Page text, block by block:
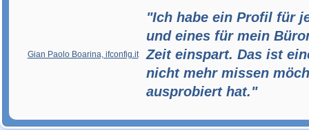
Gian Paolo Boarina, ifconfig.it
"Ich habe ein Profil für
und eines für mein
Zeit einspart. Das ist
nicht mehr missen
ausprobiert hat."